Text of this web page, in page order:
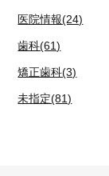
医院情報(24)
歯科(61)
矯正歯科(3)
未指定(81)